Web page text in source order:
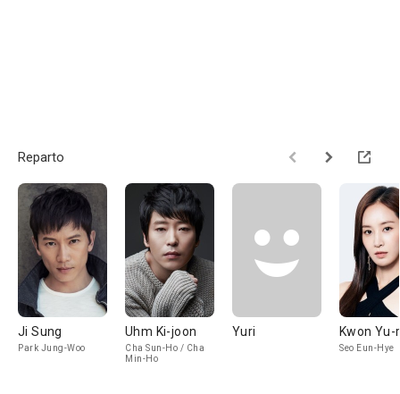
Reparto
Ji Sung
Park Jung-Woo
Uhm Ki-joon
Cha Sun-Ho / Cha
Min-Ho
Yuri Kwon Yu-
Seo Eun-Hye